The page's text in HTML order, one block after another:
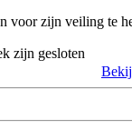
voor zijn veiling te
zijn gesloten